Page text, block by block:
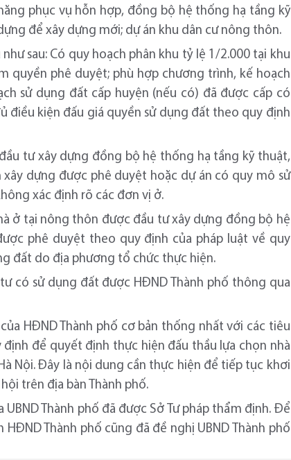
phục vụ hỗn hợp, đồng bộ hệ thống hạ tầng kỹ
để xây dựng mới; dự án khu dân cư nông thôn.
sau: Có quy hoạch phân khu tỷ lệ 1/2.000 tại khu
quyền phê duyệt; phù hợp chương trình, kế hoạch
sử dụng đất cấp huyện (nếu có) đã được cấp có
điều kiện đấu giá quyền sử dụng đất theo quy định
tư xây dựng đồng bộ hệ thống hạ tầng kỹ thuật,
dựng được phê duyệt hoặc dự án có quy mô sử
xác định rõ các đơn vị ở.
ở tại nông thôn được đầu tư xây dựng đồng bộ hệ
phê duyệt theo quy định của pháp luật về quy
đất do địa phương tổ chức thực hiện.
có sử dụng đất được HĐND Thành phố thông qua
HĐND Thành phố cơ bản thống nhất với các tiêu
định để quyết định thực hiện đấu thầu lựa chọn nhà
Nội. Đây là nội dung cần thực hiện để tiếp tục khơi
trên địa bàn Thành phố.
Thành phố đã được Sở Tư pháp thẩm định. Để
Thành phố cũng đã đề nghị UBND Thành phố